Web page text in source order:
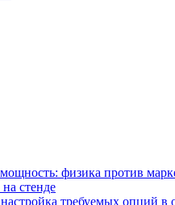
физика против
стенде
требуемых опций в